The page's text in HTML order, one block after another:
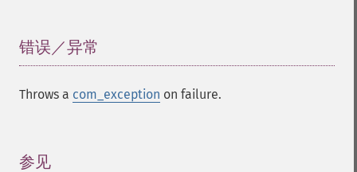
错误／异常
Throws a com_exception on failure.
参见